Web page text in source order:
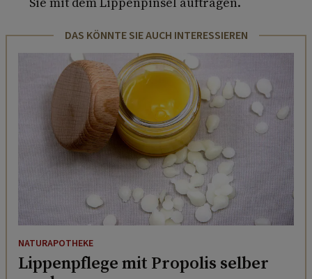
DAS KÖNNTE SIE AUCH INTERESSIEREN
NATURAPOTHEKE
Lippenpflege mit Propolis selber